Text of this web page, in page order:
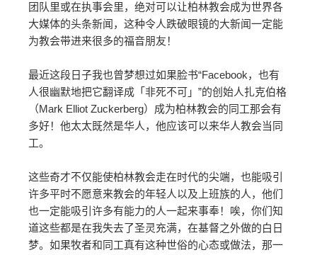
团队里或在执事会里，绝对可以让柏林教会成为世界各
大媒体的头条新闻，这种令人跌破眼镜的大新闻一定能
为教会带进来很多的福音朋友！
最近这段日子我也曾梦想过如果脸书“Facebook，也有
人很幽默地把它翻译成「非死不可」”的创始人扎克伯格
（Mark Elliot Zuckerberg）成为柏林教会的同工那会有
多好！他太太既然是华人，他应该可以来华人教会当同
工。
这些奇才不仅能使柏林教会走在时代的尖端，也能吸引
许多平时不愿意来教会的年轻人以及上班族的人，他们
也一定能吸引许多有能力的人一起来事奉！唉，你们知
道这些都是在我失去了圣灵充满，在基督之外做的白日
梦。如果牧者和同工真有这种世俗的心态或做法，那一